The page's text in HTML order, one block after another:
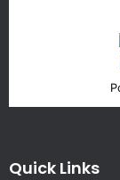
Quick Links